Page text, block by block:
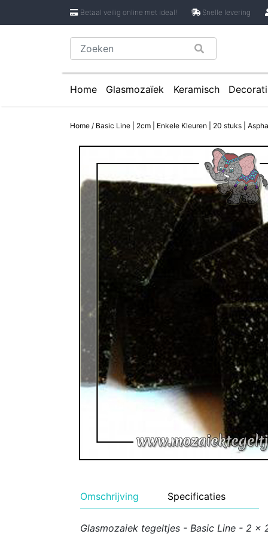
Betaal veilig online met ideal! Snelle levering
Home
Glasmozaïek
Glasmozaïek steentjes 2 cm
Glasmozaïek steentjes Pixel 8 mm
Glasmozaïek steentjes Rond
Glasmozaïek steentjes
Glasmozaïek steentjes Speciale
Glasmozaïek steentjes
Keramisch
Keramische
Keramische Cirkels
Keramische
Keramische
Keramische
Keramische
Keramische
Keramische
Geglazuurde
Binnen
Buiten tegels Cesi
Spiegel
Home / Basic Line | 2cm | Enkele Kleuren | 20 stuks |
Omschrijving Specificaties
Glasmozaiek tegeltjes - Basic Line - 2 x